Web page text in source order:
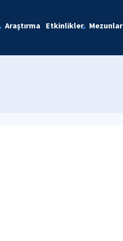
Araştırma Etkinlikler Mezunlar